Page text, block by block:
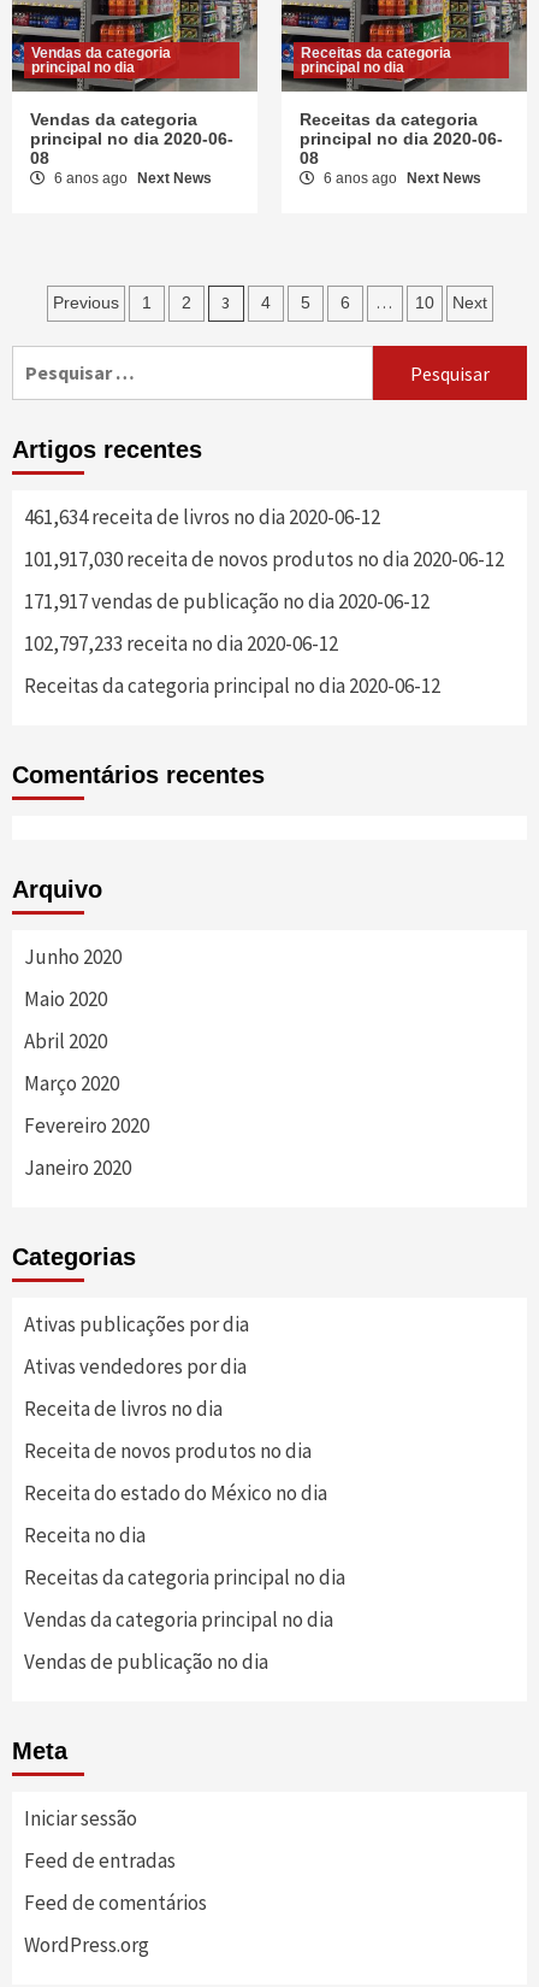
Vendas da categoria
principal no dia
Vendas da categoria
principal no dia 2020-06-
08
6 anos ago Next News
Receitas da categoria
principal no dia
Receitas da categoria
principal no dia 2020-06-
08
6 anos ago Next News
Navegação
de
artigos
Previous 1 2 3 4 5 6 … 10 Next
Artigos recentes
461,634 receita de livros no dia 2020-06-12
101,917,030 receita de novos produtos no dia 2020-06-12
171,917 vendas de publicação no dia 2020-06-12
102,797,233 receita no dia 2020-06-12
Receitas da categoria principal no dia 2020-06-12
Comentários recentes
Arquivo
Junho 2020
Maio 2020
Abril 2020
Março 2020
Fevereiro 2020
Janeiro 2020
Categorias
Ativas publicações por dia
Ativas vendedores por dia
Receita de livros no dia
Receita de novos produtos no dia
Receita do estado do México no dia
Receita no dia
Receitas da categoria principal no dia
Vendas da categoria principal no dia
Vendas de publicação no dia
Meta
Iniciar sessão
Feed de entradas
Feed de comentários
WordPress.org